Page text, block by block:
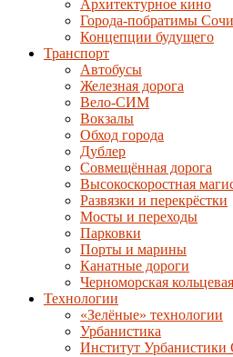
Архитектурное кино
Города-побратимы Сочи
Концепции будущего
Транспорт
Автобусы
Железная дорога
Вело-СИМ
Вокзалы
Обход города
Дублер
Совмещённая дорога
Высокоскоростная
Развязки и перекрёстки
Мосты и переходы
Парковки
Порты и марины
Канатные дороги
Черноморская
Технологии
«Зелёные» технологии
Урбанистика
Институт Урбанистики